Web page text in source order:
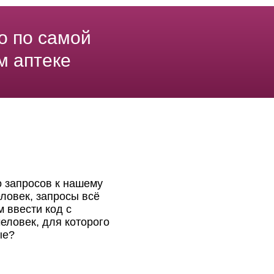
по самой
аптеке
запросов к нашему
запросы всё
код с
для которого